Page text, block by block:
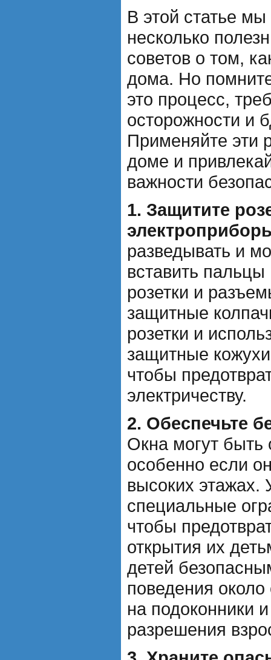
В этой статье
несколько
советов о том,
дома. Но
это процесс,
осторожности и
Применяйте эти
доме и
важности
1. Защитите
разведывать и
вставить
розетки и
защитные
розетки и
защитные
чтобы
электричеству.
2. Обеспечьте
Окна могут
особенно если
высоких этажах.
специальные
чтобы
открытия их
детей
поведения около
на подоконники
разрешения